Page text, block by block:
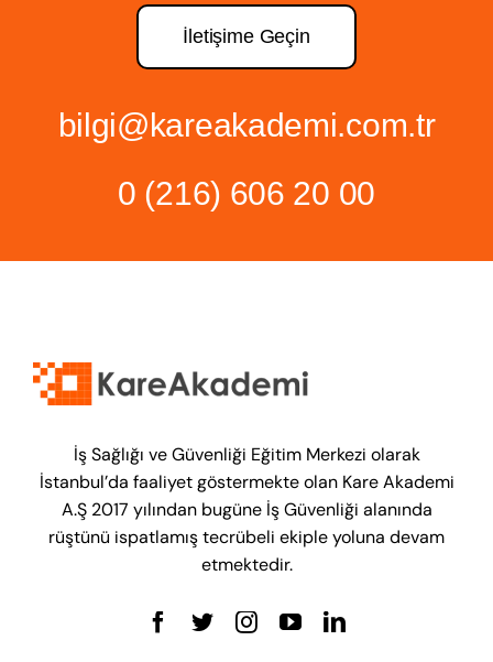
İletişime Geçin
bilgi@kareakademi.com.tr
0 (216) 606 20 00
İş Sağlığı ve Güvenliği Eğitim Merkezi olarak
İstanbul’da faaliyet göstermekte olan Kare Akademi
A.Ş 2017 yılından bugüne İş Güvenliği alanında
rüştünü ispatlamış tecrübeli ekiple yoluna devam
etmektedir.